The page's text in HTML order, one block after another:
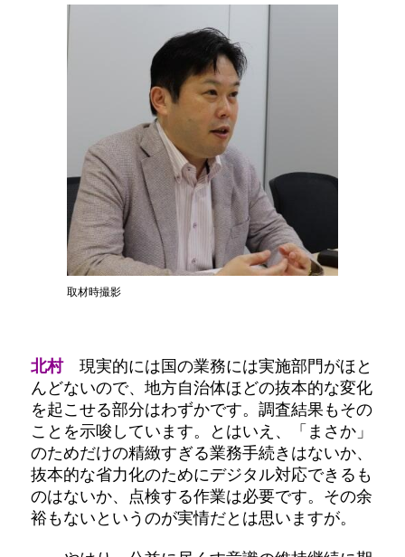
取材時撮影
北村現実的には国の業務には実施部門がほと
んどないので、地方自治体ほどの抜本的な変化
を起こせる部分はわずかです。調査結果もその
ことを示唆しています。とはいえ、「まさか」
のためだけの精緻すぎる業務手続きはないか、
抜本的な省力化のためにデジタル対応できるも
のはないか、点検する作業は必要です。その余
裕もないというのが実情だとは思いますが。